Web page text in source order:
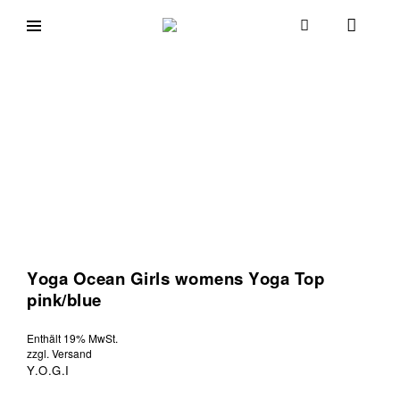
Yoga Ocean Girls womens Yoga Top
pink/blue
Enthält 19% MwSt.
zzgl. Versand
Y.O.G.I